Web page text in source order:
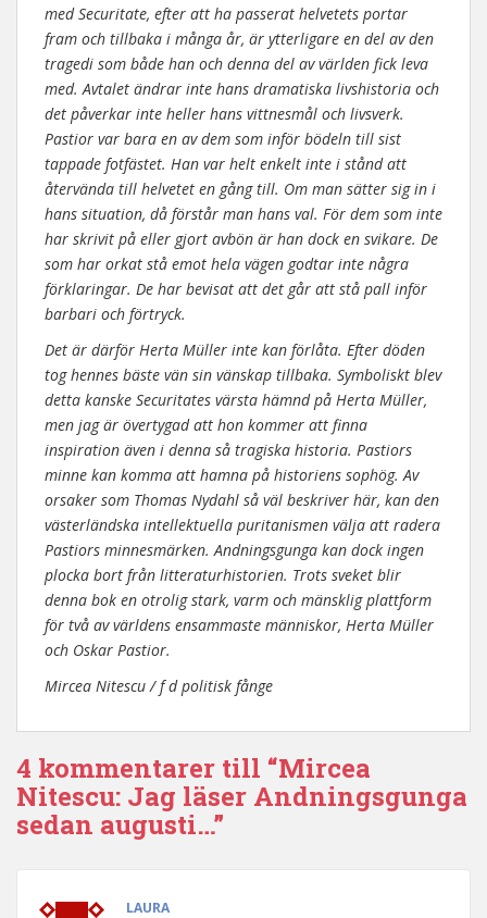
med Securitate, efter att ha passerat helvetets portar
fram och tillbaka i många år, är ytterligare en del av den
tragedi som både han och denna del av världen fick leva
med. Avtalet ändrar inte hans dramatiska livshistoria och
det påverkar inte heller hans vittnesmål och livsverk.
Pastior var bara en av dem som inför bödeln till sist
tappade fotfästet. Han var helt enkelt inte i stånd att
återvända till helvetet en gång till. Om man sätter sig in i
hans situation, då förstår man hans val. För dem som inte
har skrivit på eller gjort avbön är han dock en svikare. De
som har orkat stå emot hela vägen godtar inte några
förklaringar. De har bevisat att det går att stå pall inför
barbari och förtryck.
Det är därför Herta Müller inte kan förlåta. Efter döden
tog hennes bäste vän sin vänskap tillbaka. Symboliskt blev
detta kanske Securitates värsta hämnd på Herta Müller,
men jag är övertygad att hon kommer att finna
inspiration även i denna så tragiska historia. Pastiors
minne kan komma att hamna på historiens sophög. Av
orsaker som Thomas Nydahl så väl beskriver här, kan den
västerländska intellektuella puritanismen välja att radera
Pastiors minnesmärken. Andningsgunga kan dock ingen
plocka bort från litteraturhistorien. Trots sveket blir
denna bok en otrolig stark, varm och mänsklig plattform
för två av världens ensammaste människor, Herta Müller
och Oskar Pastior.
Mircea Nitescu / f d politisk fånge
4 kommentarer till “Mircea
Nitescu: Jag läser Andningsgunga
sedan augusti…”
LAURA